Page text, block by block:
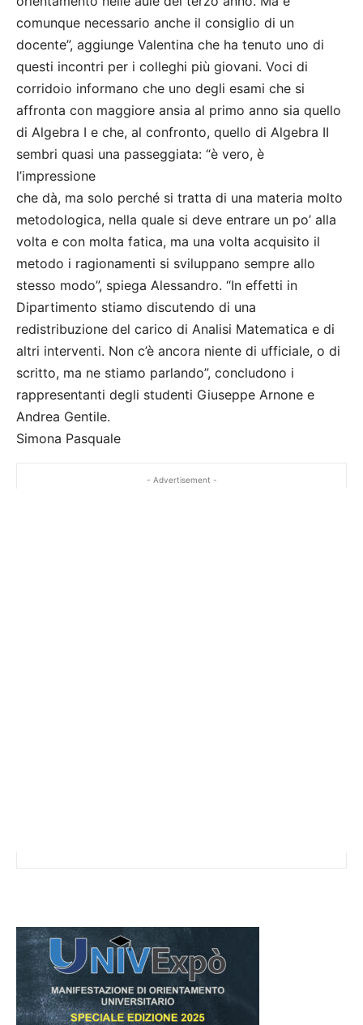
comunque necessario anche il consiglio di un
docente”, aggiunge Valentina che ha tenuto uno di
questi incontri per i colleghi più giovani. Voci di
corridoio informano che uno degli esami che si
affronta con maggiore ansia al primo anno sia quello
di Algebra I e che, al confronto, quello di Algebra II
sembri quasi una passeggiata: “è vero, è
l’impressione
che dà, ma solo perché si tratta di una materia molto
metodologica, nella quale si deve entrare un po’ alla
volta e con molta fatica, ma una volta acquisito il
metodo i ragionamenti si sviluppano sempre allo
stesso modo”, spiega Alessandro. “In effetti in
Dipartimento stiamo discutendo di una
redistribuzione del carico di Analisi Matematica e di
altri interventi. Non c’è ancora niente di ufficiale, o di
scritto, ma ne stiamo parlando”, concludono i
rappresentanti degli studenti Giuseppe Arnone e
Andrea Gentile.
Simona Pasquale
- Advertisement -